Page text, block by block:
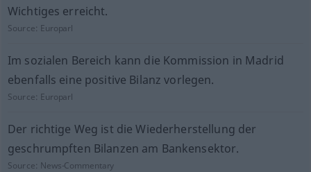
Wichtiges erreicht.
Source: Europarl
Im sozialen Bereich kann die Kommission in Madrid
ebenfalls eine positive Bilanz vorlegen.
Source: Europarl
Der richtige Weg ist die Wiederherstellung der
geschrumpften Bilanzen am Bankensektor.
Source: News-Commentary